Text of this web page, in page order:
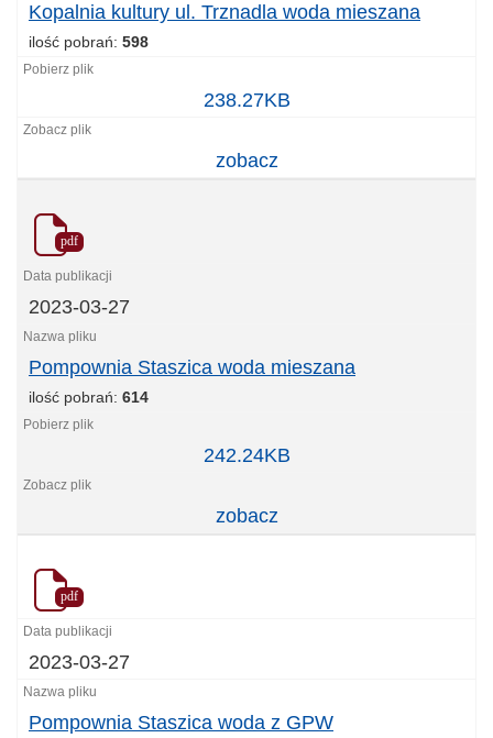
Kopalnia kultury ul. Trznadla woda mieszana
ilość pobrań: 598
kultury
ul.
woda
238.27KB
zobacz
pdf
2023-03-27
Pompownia Staszica woda mieszana
ilość pobrań: 614
Staszica
woda
242.24KB
zobacz
pdf
2023-03-27
Pompownia Staszica woda z GPW